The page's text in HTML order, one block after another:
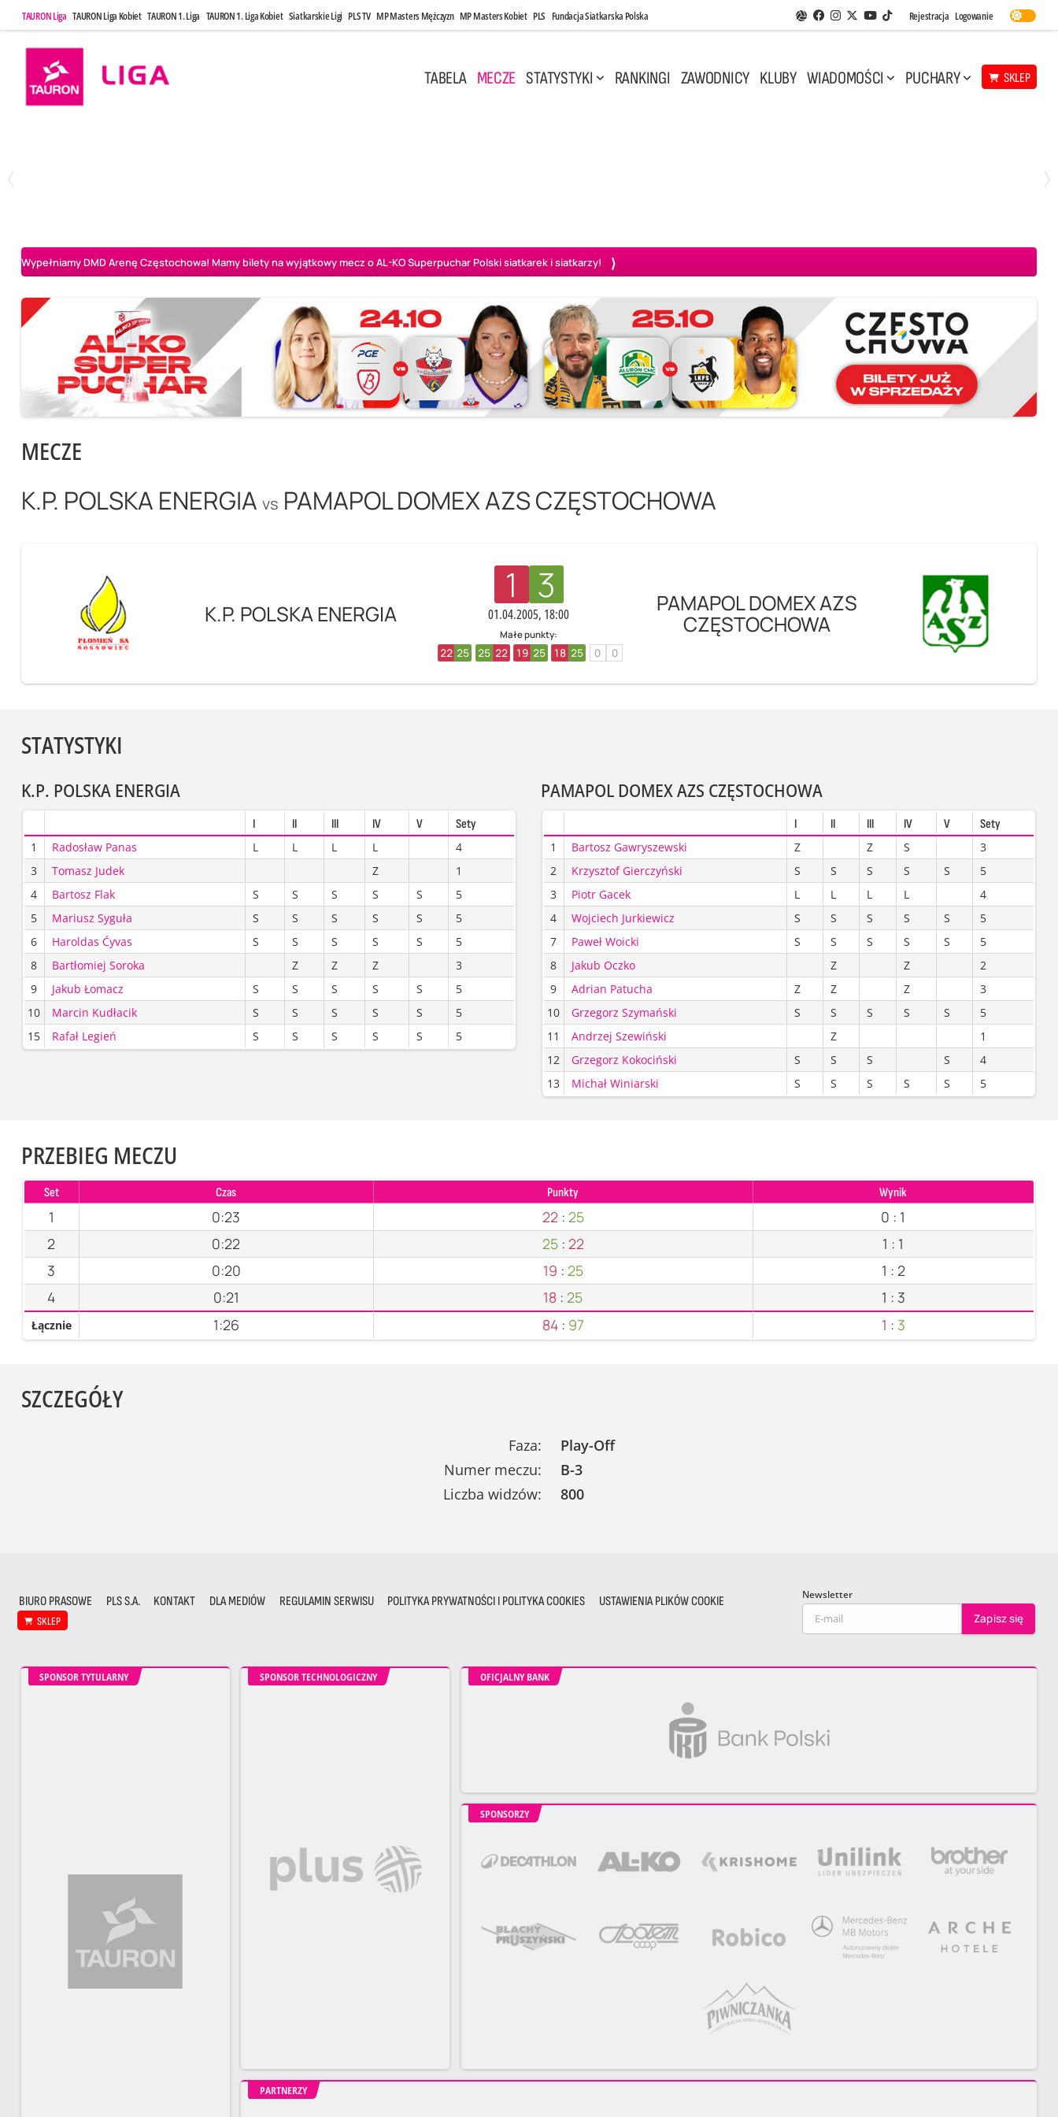
TAURON Liga TAURON Liga Kobiet TAURON 1. Liga TAURON 1. Liga Kobiet Siatkarskie Ligi PLS TV MP Masters Mężczyzn MP Masters Kobiet PLS Fundacja Siatkarska Polska Aplikacja Siatkarskie Ligi
Facebook
Instagram
Twitter
Youtube
TikTok
Rejestracja Logowanie
TABELA MECZE STATYSTYKI RANKINGI ZAWODNICY KLUBY WIADOMOŚCI PUCHARY SKLEP
Wypełniamy DMD Arenę Częstochowa! Mamy bilety na wyjątkowy mecz o AL-KO Superpuchar Polski siatkarek i siatkarzy!
MECZE
K.P. POLSKA ENERGIA vs PAMAPOL DOMEX AZS CZĘSTOCHOWA
K.P. POLSKA ENERGIA
1 3
01.04.2005, 18:00
Małe punkty:
22 25 25 22 19 25 18 25 0 0
PAMAPOL DOMEX AZS
CZĘSTOCHOWA
STATYSTYKI
K.P. POLSKA ENERGIA
I II III IV V Sety
1 Radosław Panas L L L L
4
3
Tomasz Judek Z
1
4
Bartosz Flak S S S S S
5
5
Mariusz Syguła S S S S S
5
6
Haroldas Ćyvas S S S S S
5
8
Bartłomiej Soroka Z Z Z
3
9
Jakub Łomacz S S S S S
5
10
Marcin Kudłacik S S S S S
5
15
Rafał Legień S S S S S 5
PAMAPOL DOMEX AZS CZĘSTOCHOWA
I II III IV V Sety
1 Bartosz Gawryszewski Z Z S
3
2
Krzysztof Gierczyński S S S S S
5
3
Piotr Gacek L L L L
4
4
Wojciech Jurkiewicz S S S S S
5
7
Paweł Woicki S S S S S
5
8
Jakub Oczko Z Z
2
9
Adrian Patucha Z Z Z
3
10
Grzegorz Szymański S S S S S
5
11
Andrzej Szewiński Z
1
12
Grzegorz Kokociński S S S S
4
13
Michał Winiarski S S S S S 5
PRZEBIEG MECZU
Set Czas Punkty Wynik
1 0:23 22: 25 0 : 1
2
0:22 25: 22 1 : 1
3
0:20 19 : 25 1 : 2
4
0:21 18 : 25 1 : 3
Łącznie 1:26 84: 97 1 : 3
SZCZEGÓŁY
Faza:
Play-Off
Numer meczu:
B-3
Liczba widzów:
800
BIURO PRASOWE PLS S.A. KONTAKT DLA MEDIÓW REGULAMIN SERWISU POLITYKA PRYWATNOŚCI I POLITYKA COOKIES USTAWIENIA PLIKÓW COOKIE
SKLEP
Newsletter
SPONSOR TYTULARNY SPONSOR TECHNOLOGICZNY OFICJALNY BANK
SPONSORZY
PARTNERZY